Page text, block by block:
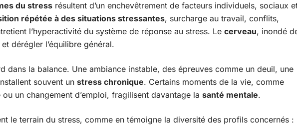
du stress résultent d’un enchevêtrement de facteurs individuels, sociaux
répétée à des situations stressantes, surcharge au travail, conflits,
l’hyperactivité du système de réponse au stress. Le cerveau, inondé
dérégler l’équilibre général.
dans la balance. Une ambiance instable, des épreuves comme un deuil, une
souvent un stress chronique. Certains moments de la vie, comme
ou un changement d’emploi, fragilisent davantage la santé mentale.
le terrain du stress, comme en témoigne la diversité des profils concernés :